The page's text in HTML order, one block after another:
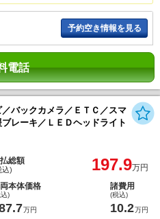
予約空き情報を見る
電話
バックカメラ／ＥＴＣ／スマ
レーキ／ＬＥＤヘッドライト
総額
込) 197.9万円
本体価格
)
万円
諸費用
(税込)
10.2万円